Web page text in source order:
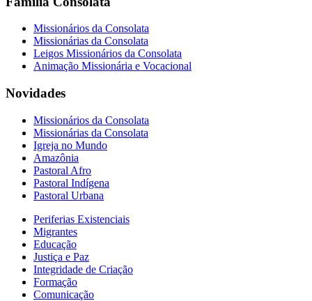
Missionários da Consolata
Missionárias da Consolata
Leigos Missionários da Consolata
Animação Missionária e Vocacional
Novidades
Missionários da Consolata
Missionárias da Consolata
Igreja no Mundo
Amazônia
Pastoral Afro
Pastoral Indígena
Pastoral Urbana
Periferias Existenciais
Migrantes
Educação
Justiça e Paz
Integridade de Criação
Formação
Comunicação